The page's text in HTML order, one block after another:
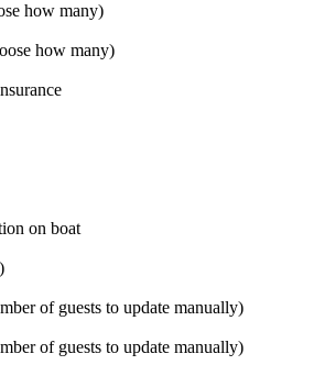
how many)
how many)
on boat
of guests to update manually)
of guests to update manually)